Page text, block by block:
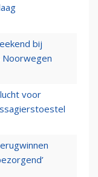
bij
Noorwegen
voor